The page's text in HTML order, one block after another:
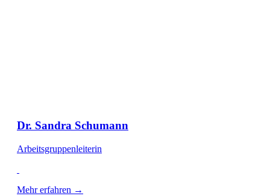
Dr. Sandra Schumann
Arbeitsgruppenleiterin
Mehr erfahren →